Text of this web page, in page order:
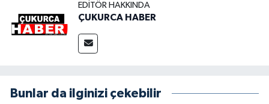
EDITÖR HAKKINDA
ÇUKURCA HABER
Bunlar da ilginizi çekebilir